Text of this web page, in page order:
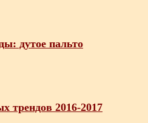
дутое пальто
трендов 2016-2017